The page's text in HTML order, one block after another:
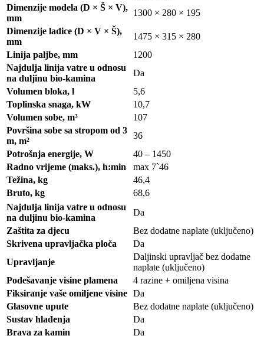
Dimenzije modela (D × Š × V),
mm
1300 × 280 × 195
Dimenzije ladice (D × V × Š),
mm
1475 × 315 × 280
Linija paljbe, mm
1200
Najdulja linija vatre u odnosu
na duljinu bio-kamina
Da
Volumen bloka, l
5,6
Toplinska snaga, kW
10,7
Volumen sobe, m³
107
Površina sobe sa stropom od 3
m, m²
36
Potrošnja energije, W
40 – 1450
Radno vrijeme (maks.), h:min
max 7`46
Težina, kg
46,4
Bruto, kg
68,6
Najdulja linija vatre u odnosu
na duljinu bio-kamina
Da
Zaštita za djecu
Bez dodatne naplate (uključeno)
Skrivena upravljačka ploča
Da
Upravljanje
Daljinski upravljač bez dodatne
naplate (uključeno)
Podešavanje visine plamena
4 razine + omiljena visina
Fiksiranje vaše omiljene visine Da
Glasovne upute
Bez dodatne naplate (uključeno)
Sustav hlađenja
Da
Brava za kamin
Da